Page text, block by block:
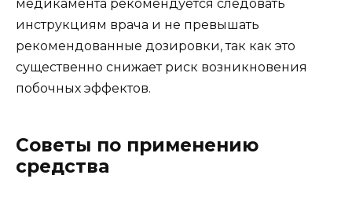
медикамента рекомендуется следовать
инструкциям врача и не превышать
рекомендованные дозировки, так как это
существенно снижает риск возникновения
побочных эффектов.
Советы по применению
средства